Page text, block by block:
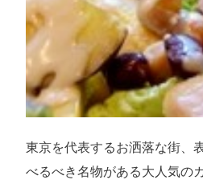
東京を代表するお洒落な街、
べるべき名物がある大人気の